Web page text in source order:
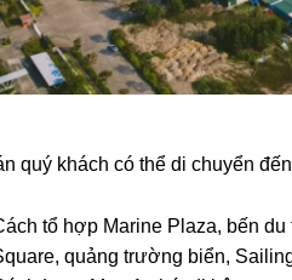
quý khách có thể di chuyển
tổ hợp Marine Plaza, bến
quảng trường biển,